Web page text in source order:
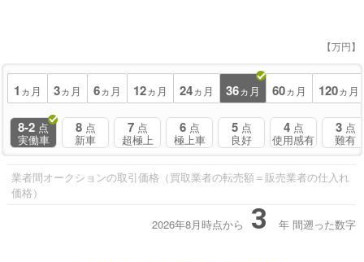
【万円】
1 ヵ月 3ヵ月 6ヵ月 12ヵ月 24ヵ月 36ヵ月 60ヵ月 120ヵ月
8-2 点
実働車
8 点
新車
7 点
超極上
6 点
極上車
5 点
良好
4 点
使用感有
3 点
難有
業者間オークションの取引価格（買取業者の転売額＝販売業者の仕入れ
価格）
2026年8月時点から 3 年 間遡った数字